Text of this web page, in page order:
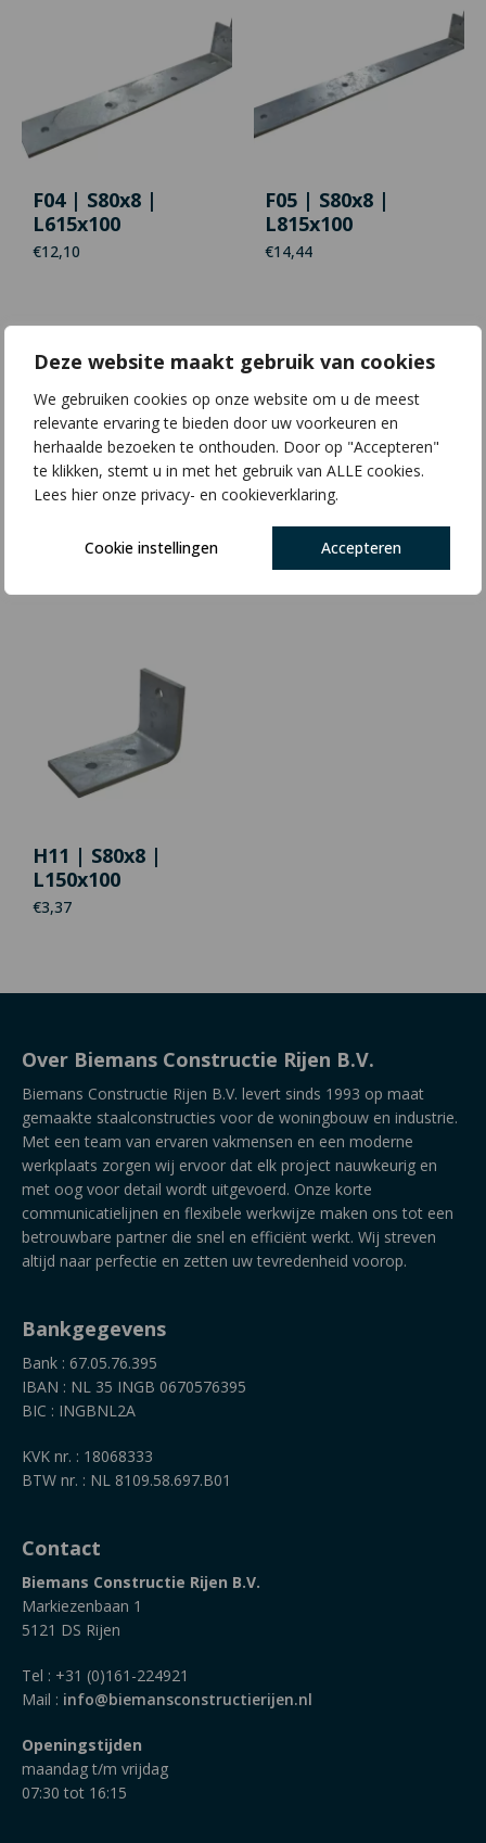
Deze website maakt gebruik van cookies
We gebruiken cookies op onze website om u de meest
relevante ervaring te bieden door uw voorkeuren en
herhaalde bezoeken te onthouden. Door op "Accepteren"
te klikken, stemt u in met het gebruik van ALLE cookies.
Lees hier onze privacy- en cookieverklaring.
Cookie instellingen Accepteren
F04 | S80x8 |
L615x100
€12,10
F05 | S80x8 |
L815x100
€14,44
L100x120
H10 | S100x10 |
L120x100
H11 | S80x8 |
L150x100
€3,37
Over Biemans Constructie Rijen B.V.
Biemans Constructie Rijen B.V. levert sinds 1993 op maat
gemaakte staalconstructies voor de woningbouw en industrie.
Met een team van ervaren vakmensen en een moderne
werkplaats zorgen wij ervoor dat elk project nauwkeurig en
met oog voor detail wordt uitgevoerd. Onze korte
communicatielijnen en flexibele werkwijze maken ons tot een
betrouwbare partner die snel en efficiënt werkt. Wij streven
altijd naar perfectie en zetten uw tevredenheid voorop.
Bankgegevens
Bank : 67.05.76.395
IBAN : NL 35 INGB 0670576395
BIC : INGBNL2A
KVK nr. : 18068333
BTW nr. : NL 8109.58.697.B01
Contact
Biemans Constructie Rijen B.V.
Markiezenbaan 1
5121 DS Rijen
Tel : +31 (0)161-224921
Mail : info@biemansconstructierijen.nl
Openingstijden
maandag t/m vrijdag
07:30 tot 16:15